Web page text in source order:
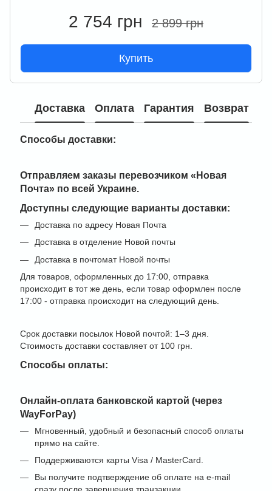
2 754 грн 2 899 грн
Купить
Доставка Оплата Гарантия Возврат
Способы доставки:
Отправляем заказы перевозчиком «Новая
Почта» по всей Украине.
Доступны следующие варианты доставки:
Доставка по адресу Новая Почта
Доставка в отделение Новой почты
Доставка в почтомат Новой почты
Для товаров, оформленных до 17:00, отправка
происходит в тот же день, если товар оформлен после
17:00 - отправка происходит на следующий день.
Срок доставки посылок Новой почтой: 1–3 дня.
Стоимость доставки составляет от 100 грн.
Способы оплаты:
Онлайн-оплата банковской картой (через
WayForPay)
Мгновенный, удобный и безопасный способ оплаты
прямо на сайте.
Поддерживаются карты Visa / MasterCard.
Вы получите подтверждение об оплате на e-mail